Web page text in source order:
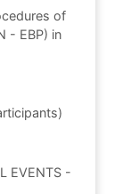
of
- EBP) in
EVENTS -